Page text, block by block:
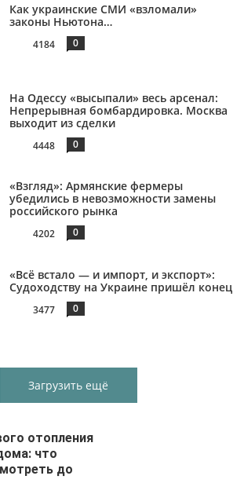
Как украинские СМИ «взломали»
законы Ньютона…
4184 0
На Одессу «высыпали» весь арсенал:
Непрерывная бомбардировка. Москва
выходит из сделки
4448 0
«Взгляд»: Армянские фермеры
убедились в невозможности замены
российского рынка
4202 0
«Всё встало — и импорт, и экспорт»:
Судоходству на Украине пришёл конец
3477 0
Загрузить ещё
отопления
что
до